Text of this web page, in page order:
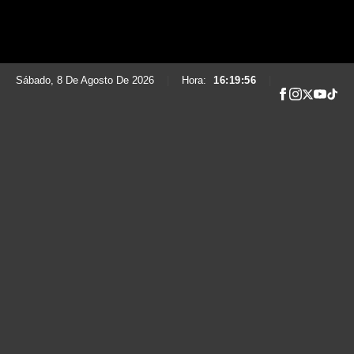
Sábado, 8 De Agosto De 2026 Hora: 16:19:57